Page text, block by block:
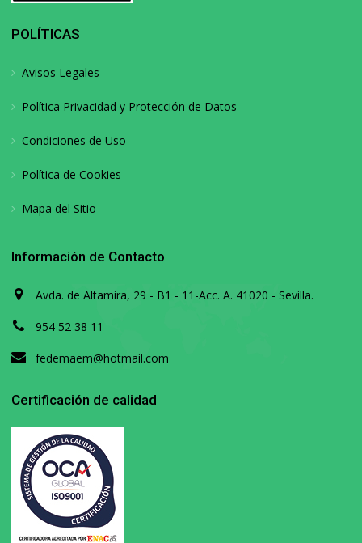
POLÍTICAS
Avisos Legales
Política Privacidad y Protección de Datos
Condiciones de Uso
Política de Cookies
Mapa del Sitio
Información de Contacto
Avda. de Altamira, 29 - B1 - 11-Acc. A. 41020 - Sevilla.
954 52 38 11
fedemaem@hotmail.com
Certificación de calidad